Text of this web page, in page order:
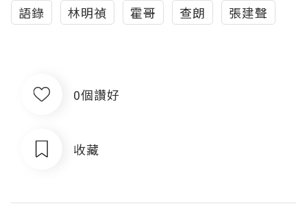
語錄
林明禎 霍哥 查朗 張建聲
0個讚好
收藏